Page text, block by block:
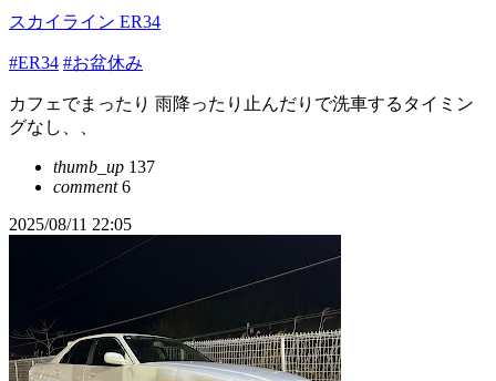
スカイライン ER34
#ER34 #お盆休み
カフェでまったり 雨降ったり止んだりで洗車するタイミン
グなし、、
thumb_up 137
comment6
2025/08/11 22:05